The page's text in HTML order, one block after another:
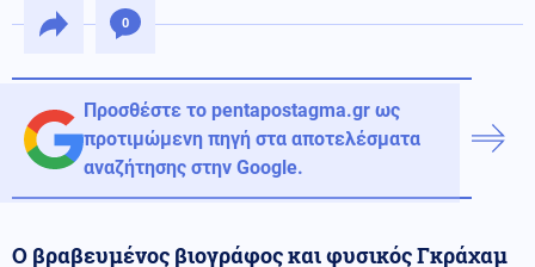
0
Προσθέστε το pentapostagma.gr ως
προτιμώμενη πηγή στα αποτελέσματα
αναζήτησης στην Google.
Ο βραβευμένος βιογράφος και φυσικός Γκράχαμ